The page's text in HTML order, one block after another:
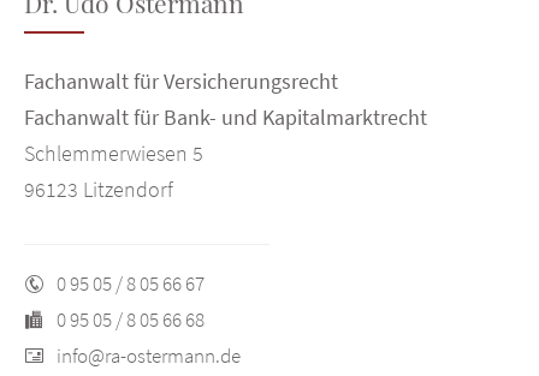
Fachanwalt für Versicherungsrecht
Fachanwalt für Bank- und Kapitalmarktrecht
Schlemmerwiesen 5
96123 Litzendorf
0 95 05 / 8 05 66 67
0 95 05 / 8 05 66 68
info@ra-ostermann.de